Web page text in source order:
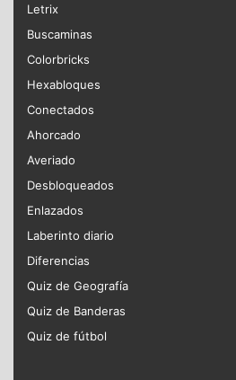
Letrix
Buscaminas
Colorbricks
Hexabloques
Conectados
Ahorcado
Averiado
Desbloqueados
Enlazados
Laberinto diario
Diferencias
Quiz de Geografía
Quiz de Banderas
Quiz de fútbol